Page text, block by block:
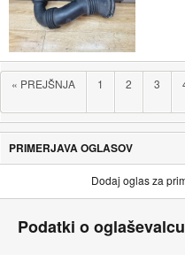
« PREJŠNJA 1 2 3
PRIMERJAVA OGLASOV
Dodaj oglas za
Podatki o oglaševalcu